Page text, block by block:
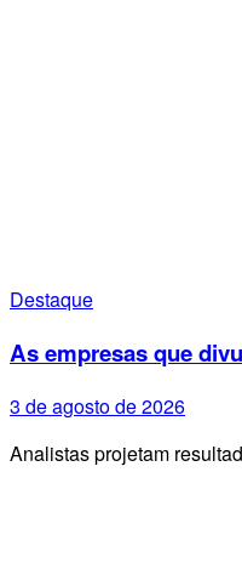
Destaque
As empresas que
3 de agosto de 2026
Analistas projetam